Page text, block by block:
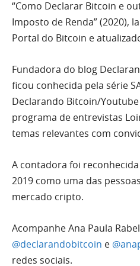
“Como Declarar Bitcoin e
Imposto de Renda” (2020),
Portal do Bitcoin e
Fundadora do blog
ficou conhecida pela série
Declarando Bitcoin/
programa de entrevistas
temas relevantes com
A contadora foi
2019 como uma das
mercado cripto.
Acompanhe Ana Paula
@declarandobitcoin e
redes sociais.